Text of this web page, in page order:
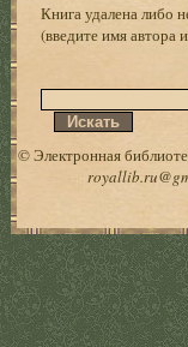
Книга удалена либо
(введите имя автора
© Электронная